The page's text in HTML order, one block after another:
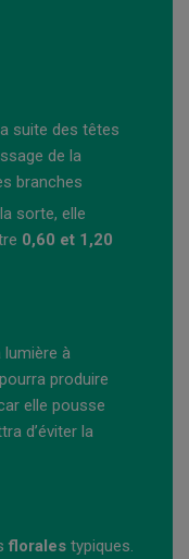
suite des têtes
de la
branches
sorte, elle
0,60 et 1,20
à
produire
elle pousse
d’éviter la
florales typiques.